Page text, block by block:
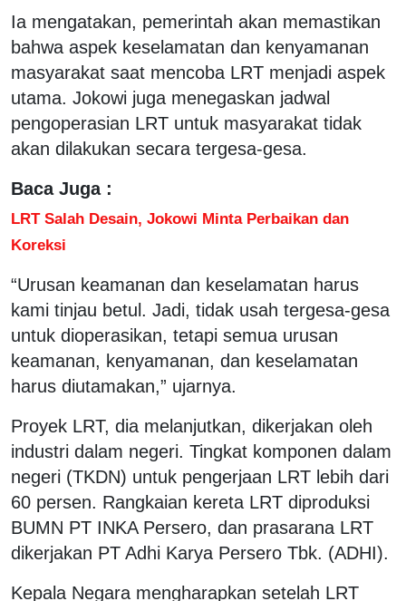
Ia mengatakan, pemerintah akan memastikan
bahwa aspek keselamatan dan kenyamanan
masyarakat saat mencoba LRT menjadi aspek
utama. Jokowi juga menegaskan jadwal
pengoperasian LRT untuk masyarakat tidak
akan dilakukan secara tergesa-gesa.
Baca Juga :
LRT Salah Desain, Jokowi Minta Perbaikan dan
Koreksi
“Urusan keamanan dan keselamatan harus
kami tinjau betul. Jadi, tidak usah tergesa-gesa
untuk dioperasikan, tetapi semua urusan
keamanan, kenyamanan, dan keselamatan
harus diutamakan,” ujarnya.
Proyek LRT, dia melanjutkan, dikerjakan oleh
industri dalam negeri. Tingkat komponen dalam
negeri (TKDN) untuk pengerjaan LRT lebih dari
60 persen. Rangkaian kereta LRT diproduksi
BUMN PT INKA Persero, dan prasarana LRT
dikerjakan PT Adhi Karya Persero Tbk. (ADHI).
Kepala Negara mengharapkan setelah LRT